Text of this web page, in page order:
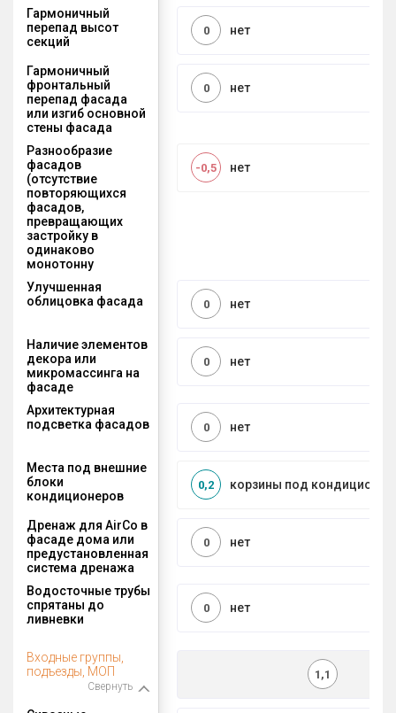
Гармоничный
перепад высот
секций
нет
0
Гармоничный
фронтальный
перепад фасада
или изгиб основной
стены фасада
нет
0
Разнообразие
фасадов
(отсутствие
повторяющихся
фасадов,
превращающих
застройку в
одинаково
монотонну
нет
-0,5
Улучшенная
облицовка фасада
нет
0
Наличие элементов
декора или
микромассинга на
фасаде
нет
0
Архитектурная
подсветка фасадов
нет
0
Места под внешние
блоки
кондиционеров
корзины под
0,2
Дренаж для AirCo в
фасаде дома или
предустановленная
система дренажа
нет
0
Водосточные трубы
спрятаны до
ливневки
нет
0
Входные группы,
подъезды, МОП
Свернуть
1,1